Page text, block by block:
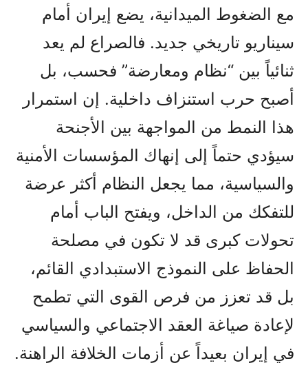
مع الضغوط الميدانية، يضع إيران أمام
سيناريو تاريخي جديد. فالصراع لم يعد
ثنائياً بين “نظام ومعارضة” فحسب، بل
أصبح حرب استنزاف داخلية. إن استمرار
هذا النمط من المواجهة بين الأجنحة
سيؤدي حتماً إلى إنهاك المؤسسات الأمنية
والسياسية، مما يجعل النظام أكثر عرضة
للتفكك من الداخل، ويفتح الباب أمام
تحولات كبرى قد لا تكون في مصلحة
الحفاظ على النموذج الاستبدادي القائم،
بل قد تعزز من فرص القوى التي تطمح
لإعادة صياغة العقد الاجتماعي والسياسي
في إيران بعيداً عن أزمات الخلافة الراهنة.